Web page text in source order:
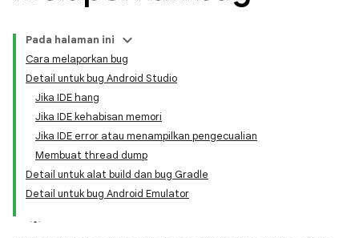
Pada halaman ini
Cara melaporkan bug
Detail untuk bug Android Studio
Jika IDE hang
Jika IDE kehabisan memori
Jika IDE error atau menampilkan pengecualian
Membuat thread dump
Detail untuk alat build dan bug Gradle
Detail untuk bug Android Emulator